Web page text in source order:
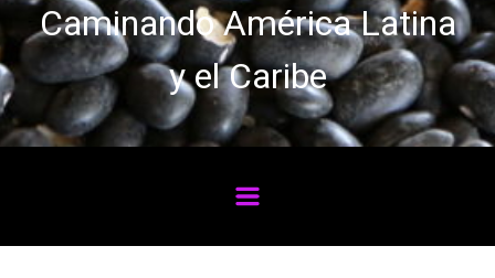
Caminando América Latina
y el Caribe